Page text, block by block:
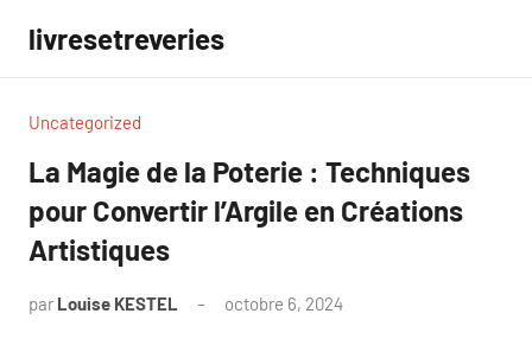
contenu
livresetreveries
Uncategorized
La Magie de la Poterie : Techniques
pour Convertir l’Argile en Créations
Artistiques
par Louise KESTEL octobre 6, 2024